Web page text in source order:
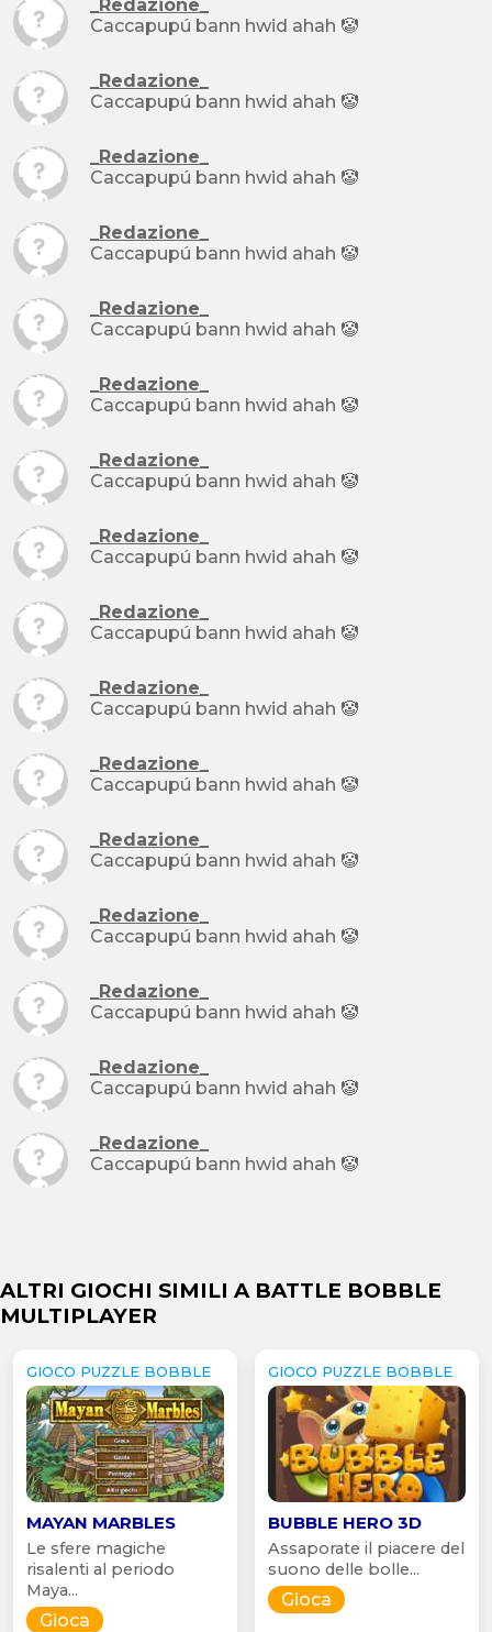
_Redazione_
Caccapupú bann hwid ahah 🤡
_Redazione_
Caccapupú bann hwid ahah 🤡
_Redazione_
Caccapupú bann hwid ahah 🤡
_Redazione_
Caccapupú bann hwid ahah 🤡
_Redazione_
Caccapupú bann hwid ahah 🤡
_Redazione_
Caccapupú bann hwid ahah 🤡
_Redazione_
Caccapupú bann hwid ahah 🤡
_Redazione_
Caccapupú bann hwid ahah 🤡
_Redazione_
Caccapupú bann hwid ahah 🤡
_Redazione_
Caccapupú bann hwid ahah 🤡
_Redazione_
Caccapupú bann hwid ahah 🤡
_Redazione_
Caccapupú bann hwid ahah 🤡
_Redazione_
Caccapupú bann hwid ahah 🤡
_Redazione_
Caccapupú bann hwid ahah 🤡
_Redazione_
Caccapupú bann hwid ahah 🤡
_Redazione_
Caccapupú bann hwid ahah 🤡
ALTRI GIOCHI SIMILI A BATTLE BOBBLE
MULTIPLAYER
GIOCO PUZZLE BOBBLE
MAYAN MARBLES
Le sfere magiche
risalenti al periodo
Maya...
Gioca
GIOCO PUZZLE BOBBLE
BUBBLE HERO 3D
Assaporate il piacere del
suono delle bolle...
Gioca